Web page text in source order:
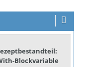
Blockvariable